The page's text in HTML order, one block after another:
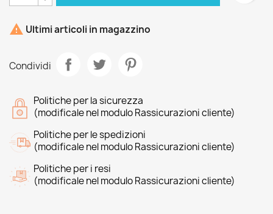
 Ultimi articoli in magazzino
Condividi
Politiche per la sicurezza
(modificale nel modulo Rassicurazioni cliente)
Politiche per le spedizioni
(modificale nel modulo Rassicurazioni cliente)
Politiche per i resi
(modificale nel modulo Rassicurazioni cliente)